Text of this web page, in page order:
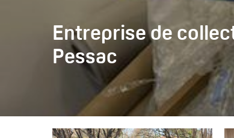
Entreprise de
Pessac